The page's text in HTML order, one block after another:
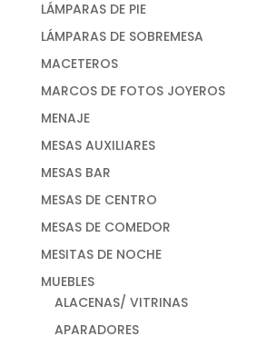
LÁMPARAS DE PIE
LÁMPARAS DE SOBREMESA
MACETEROS
MARCOS DE FOTOS JOYEROS
MENAJE
MESAS AUXILIARES
MESAS BAR
MESAS DE CENTRO
MESAS DE COMEDOR
MESITAS DE NOCHE
MUEBLES
ALACENAS/ VITRINAS
APARADORES